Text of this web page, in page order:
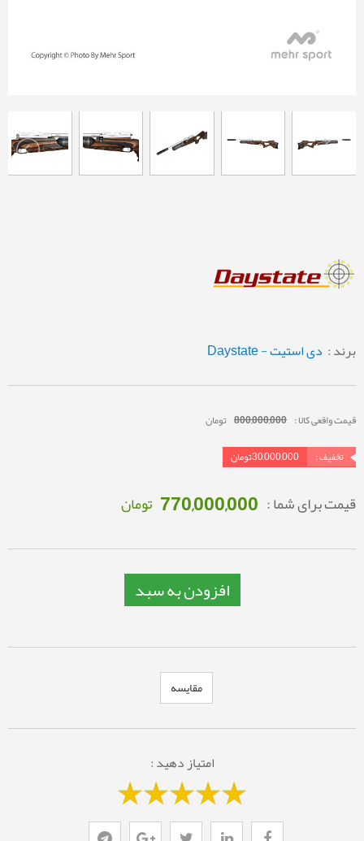
برند : دی استیت - Daystate
قیمت واقعی کالا : 800,000,000 تومان
تخفیف :
30,000,000تومان
قیمت برای شما : 770,000,000 تومان
افزودن به سبد
مقایسه
امتیاز دهید :